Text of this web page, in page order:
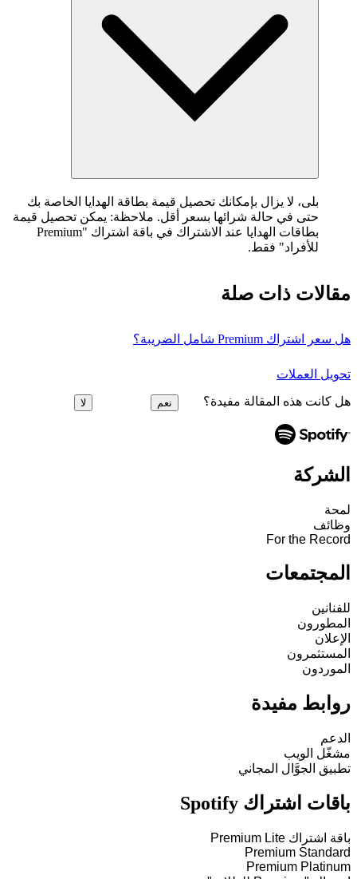
بلى، لا يزال بإمكانك تحصيل قيمة بطاقة الهدايا الخاصة بك
حتى في حالة شرائها بسعر أقل. ملاحظة: يمكن تحصيل قيمة
بطاقات الهدايا عند الاشتراك في باقة اشتراك "Premium
للأفراد" فقط.
مقالات ذات صلة
هل سعر اشتراك Premium شامل الضريبة؟
تحويل العملات
هل كانت هذه المقالة مفيدة؟ نعم لا
الشركة
لمحة
وظائف
For the Record
المجتمعات
للفنانين
المطورون
الإعلان
المستثمرون
الموردون
روابط مفيدة
الدعم
مشغّل الويب
تطبيق الجوَّال المجاني
باقات اشتراك Spotify
باقة اشتراك Premium Lite
Premium Standard
Premium Platinum